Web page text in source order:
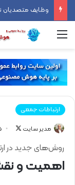
وظایف متصدیان
ارتباطات جمعی
مدیر سایت 25
روش‌های جدید در
اهمیت و